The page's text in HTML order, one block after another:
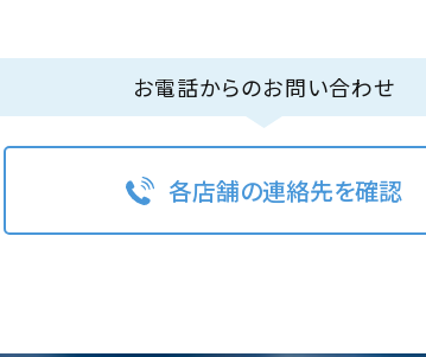
お電話からのお問い合わせ
各店舗の連絡先を確認